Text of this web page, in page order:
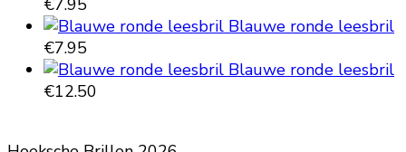
Blauwe ronde leesbril
€7.95
Blauwe ronde leesbril
€12.50